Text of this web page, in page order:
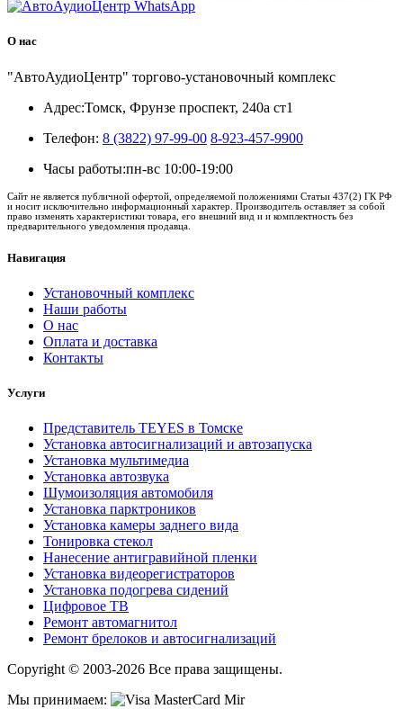
О нас
"АвтоАудиоЦентр" торгово-установочный комплекс
Адрес:Томск, Фрунзе проспект, 240а ст1
Телефон: 8 (3822) 97-99-00 8-923-457-9900
Часы работы:пн-вс 10:00-19:00
Сайт не является публичной офертой, определяемой положениями Статьи 437(2) ГК РФ
и носит исключительно информационный характер. Производитель оставляет за собой
право изменять характеристики товара, его внешний вид и и комплектность без
предварительного уведомления продавца.
Навигация
Установочный комплекс
Наши работы
О нас
Оплата и доставка
Контакты
Услуги
Представитель TEYES в Томске
Установка автосигнализаций и автозапуска
Установка мультимедиа
Установка автозвука
Шумоизоляция автомобиля
Установка парктроников
Установка камеры заднего вида
Тонировка стекол
Нанесение антигравийной пленки
Установка видеорегистраторов
Установка подогрева сидений
Цифровое ТВ
Ремонт автомагнитол
Ремонт брелоков и автосигнализаций
Copyright © 2003-2026 Все права защищены.
Мы принимаем: